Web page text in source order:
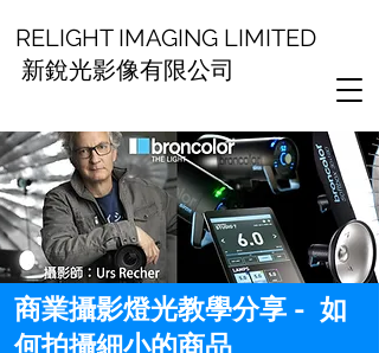
RELIGHT IMAGING LIMITED
新銳光影像有限公司
商業攝影燈光教學分享 - 如
何拍攝細小的商品